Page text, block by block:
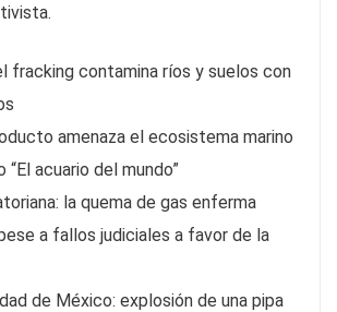
fracking contamina ríos y suelos con
amenaza el ecosistema marino
acuario del mundo”
la quema de gas enferma
a fallos judiciales a favor de la
de México: explosión de una pipa